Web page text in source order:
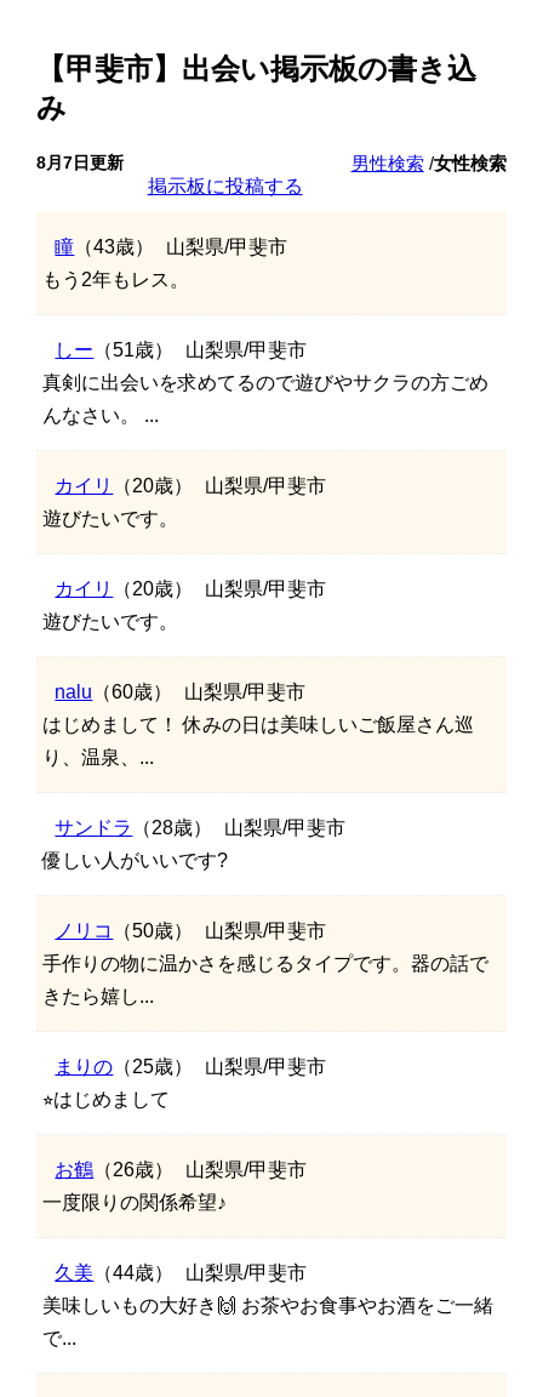
【甲斐市】出会い掲示板の書き込
み
8月7日更新 男性検索/女性検索
掲示板に投稿する
瞳 （43歳）
山梨県/甲斐市
もう2年もレス。
しー （51歳）
山梨県/甲斐市
真剣に出会いを求めてるので遊びやサクラの方ごめ
んなさい。 ...
カイリ （20歳）
山梨県/甲斐市
遊びたいです。
カイリ （20歳）
山梨県/甲斐市
遊びたいです。
nalu （60歳）
山梨県/甲斐市
はじめまして！ 休みの日は美味しいご飯屋さん巡
り、温泉、...
サンドラ （28歳）
山梨県/甲斐市
優しい人がいいです?
ノリコ （50歳）
山梨県/甲斐市
手作りの物に温かさを感じるタイプです。器の話で
きたら嬉し...
まりの （25歳）
山梨県/甲斐市
⭐︎はじめまして
お鶴 （26歳）
山梨県/甲斐市
一度限りの関係希望♪
久美 （44歳）
山梨県/甲斐市
美味しいもの大好き🙌 お茶やお食事やお酒をご一緒
で...